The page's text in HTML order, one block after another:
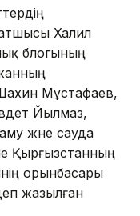
Халил
блогының
Мұстафаев,
Йылмаз,
және сауда
Қырғызстанның
орынбасары
жазылған